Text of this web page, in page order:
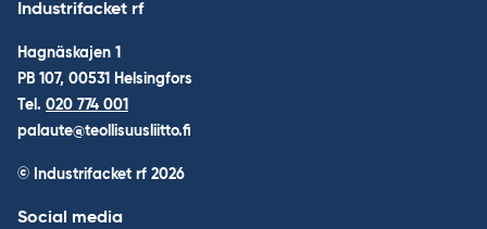
Industrifacket rf
Hagnäskajen 1
PB 107, 00531 Helsingfors
Tel. 020 774 001
palaute@teollisuusliitto.fi
© Industrifacket rf 2026
Social media